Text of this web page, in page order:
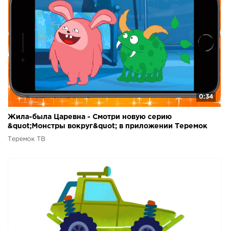
как собирается картинка у ребенка развивается
целостность восприятия, сосредоточенность внимания,
логика.Увлекательная игра в силуэты обязательно
понравиться любопытным малышам.
0:34
Жила-была Царевна - Смотри новую серию
&quot;Монстры вокруг&quot; в приложении Теремок
ТВ!
Теремок ТВ